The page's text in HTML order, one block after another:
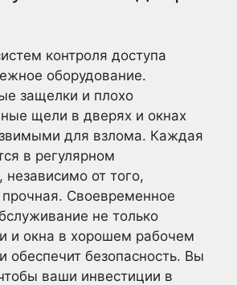
контроля доступа
оборудование.
защелки и плохо
щели в дверях и окнах
для взлома. Каждая
в регулярном
от того,
прочная. Своевременное
не только
и окна в хорошем рабочем
обеспечит безопасность. Вы
ваши инвестиции в